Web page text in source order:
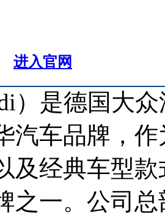
进入官网
）是德国大
汽车品牌，
及经典车型
之一。公司